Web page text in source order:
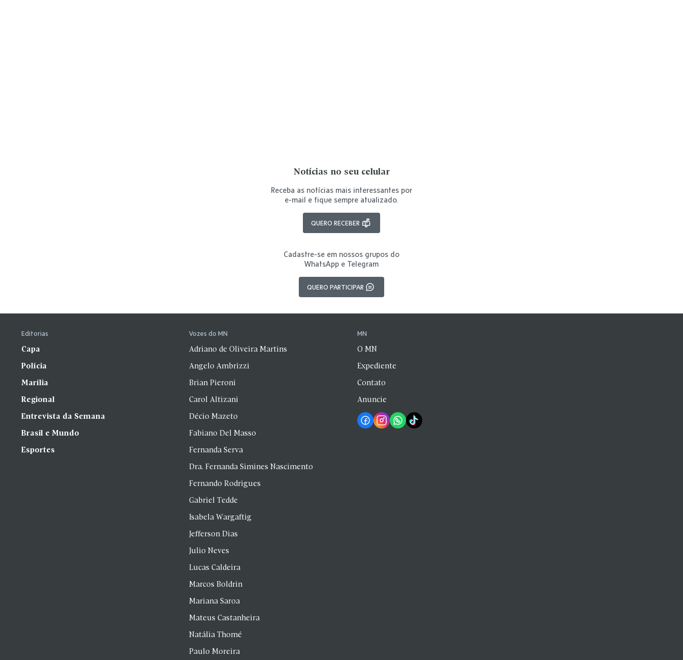
Notícias no seu celular
Receba as notícias mais interessantes por
e-mail e fique sempre atualizado.
QUERO RECEBER
Cadastre-se em nossos grupos do
WhatsApp e Telegram
QUERO PARTICIPAR
Editorias
Capa
Polícia
Marília
Regional
Entrevista da Semana
Brasil e Mundo
Esportes
Vozes do MN
Adriano de Oliveira Martins
Angelo Ambrizzi
Brian Pieroni
Carol Altizani
Décio Mazeto
Fabiano Del Masso
Fernanda Serva
Dra. Fernanda Simines Nascimento
Fernando Rodrigues
Gabriel Tedde
Isabela Wargaftig
Jefferson Dias
Julio Neves
Lucas Caldeira
Marcos Boldrin
Mariana Saroa
Mateus Castanheira
Natália Thomé
Paulo Moreira
MN
O MN
Expediente
Contato
Anuncie